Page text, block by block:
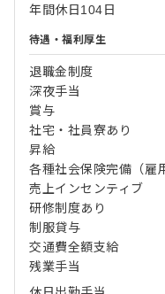
年間休日104日
待遇・福利厚生
退職金制度
深夜手当
賞与
社宅・社員寮あり
昇給
各種社会保険完備（雇
売上インセンティブ
研修制度あり
制服貸与
交通費全額支給
残業手当